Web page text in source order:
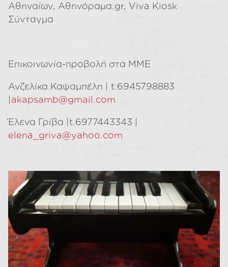
Αθηναίων, Αθηνόραμα.gr, Viva Kiosk
Σύνταγμα
Επικοινωνία-προβολή στα ΜΜΕ
Ανζελίκα Καψαμπέλη | t.6945798883
akapsamb@gmail.com
Έλενα Γρίβα |t.6977443343 |
elena_griva@yahoo.com